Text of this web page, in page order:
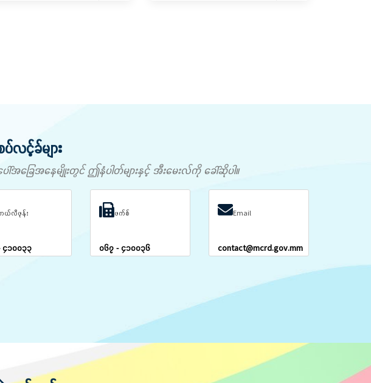
လင့်ခ်များ
ါ်အခြေအနေမျိုးတွင် ဤနံပါတ်များနှင့် အီးမေးလ်ကို ခေါ်ဆိုပါ။
ယ်လီဖုန်း
၄၁၀၀၃၃
ဖက်စ်
၀၆၇ - ၄၁၀၀၃၆
Email
contact@mcrd.gov.mm